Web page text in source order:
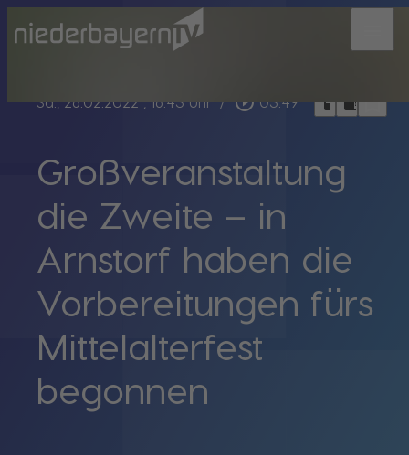
Sa., 26.02.2022, 16:43 Uhr / play_circle_outline 03:49 headphoneschrome_reader_modebookmark_border
Großveranstaltung
die Zweite – in
Arnstorf haben die
Vorbereitungen fürs
Mittelalterfest
begonnen